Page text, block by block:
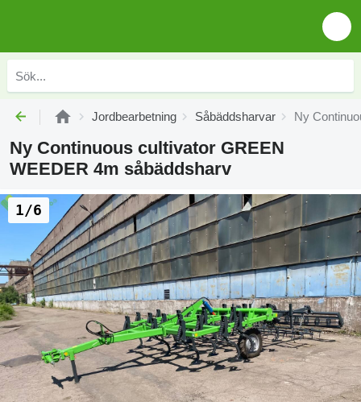
Jordbearbetning Såbäddsharvar Ny
Ny Continuous cultivator GREEN
WEEDER 4m såbäddsharv
1/6